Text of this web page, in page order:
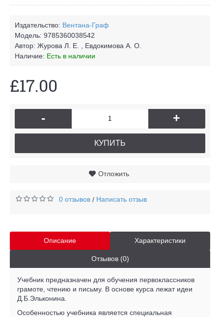
Издательство: Вентана-Граф
Модель: 9785360038542
Автор: Журова Л. Е. , Евдокимова А. О.
Наличие: Есть в наличии
£17.00
- +
КУПИТЬ
Отложить
0 отзывов / Написать отзыв
Описание Характеристики
Отзывов (0)
Учебник предназначен для обучения первоклассников
грамоте, чтению и письму. В основе курса лежат идеи
Д.Б.Эльконина.
Особенностью учебника является специальная